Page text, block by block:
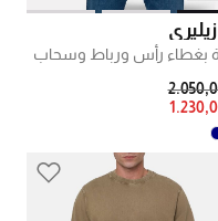
بغطاء رأس ورباط وسحاب
PRICE REDUCED
TO